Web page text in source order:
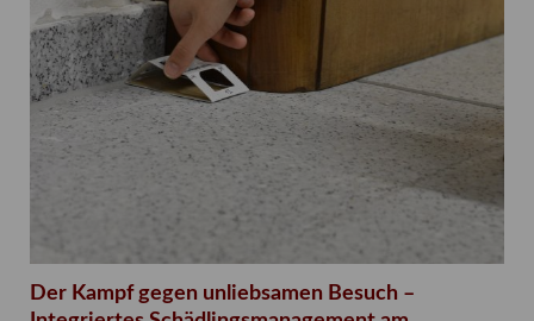
Der Kampf gegen unliebsamen Besuch –